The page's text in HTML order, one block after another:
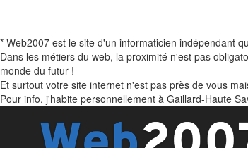
* Web2007 est le site d'un informaticien indépendant
Dans les métiers du web, la proximité n'est pas
monde du futur !
Et surtout votre site internet n'est pas près de vous
Pour info, j'habite personnellement à Gaillard-Haute